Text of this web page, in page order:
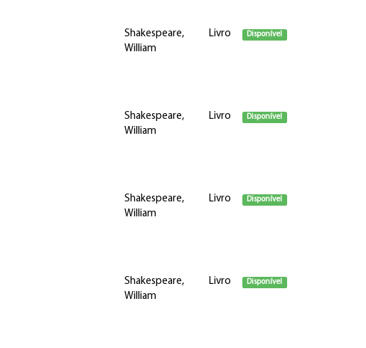
Shakespeare,
William
Livro Disponível
Shakespeare,
William
Livro Disponível
Shakespeare,
William
Livro Disponível
Shakespeare,
William
Livro Disponível